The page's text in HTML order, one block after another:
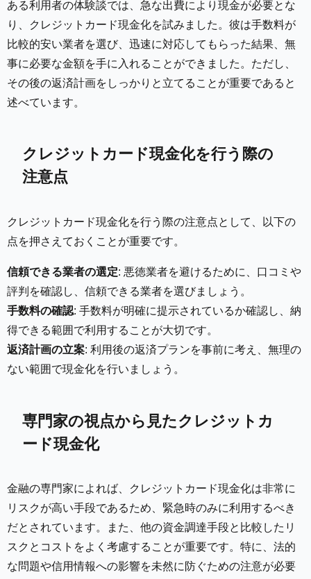
ある利用者の体験談では、急な出費により現金が必要とな
り、クレジットカード現金化を試みました。彼は手数料が
比較的安い業者を選び、迅速に対応してもらった結果、無
事に必要な金額を手に入れることができました。ただし、
その後の返済計画をしっかりと立てることが重要であると
述べています。
クレジットカード現金化を行う際の
注意点
クレジットカード現金化を行う際の注意点として、以下の
点を押さえておくことが重要です。
信頼できる業者の選定: 悪徳業者を避けるために、口コミや
評判を確認し、信頼できる業者を選びましょう。
手数料の確認: 手数料が明確に提示されているか確認し、納
得できる範囲で利用することが大切です。
返済計画の立案: 利用後の返済プランを事前に考え、無理の
ない範囲で現金化を行いましょう。
専門家の視点から見たクレジットカ
ード現金化
金融の専門家によれば、クレジットカード現金化は非常に
リスクが高い手段であるため、緊急時のみに利用するべき
だとされています。また、他の資金調達手段と比較したリ
スクとコストをよく考慮することが重要です。特に、法的
な問題や信用情報への影響を未然に防ぐための注意が必要